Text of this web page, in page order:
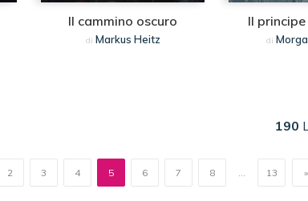
Il cammino oscuro
di Markus Heitz
Il
di
190
»
2 3 4 5 6 7 8 13